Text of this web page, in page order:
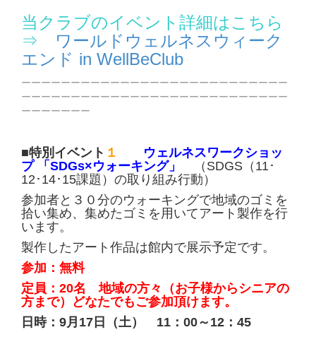
当クラブのイベント詳細はこちら
⇒
ワールドウェルネスウィーク
エンド in WellBeClub
ーーーーーーーーーーーーーーーーーーーーーーーーーーー
ーーーーーーーーーーーーーーーーーーーーーーーーーーー
ーーーーーーー
■特別イベント １
ウェルネスワークショッ
プ 「SDGs×ウォーキング」
（SDGS（11･
12･14･15課題）の取り組み行動）
参加者と３０分のウォーキングで地域のゴミを
拾い集め、集めたゴミを用いてアート製作を行
います。
製作したアート作品は館内で展示予定です。
参加：無料
定員：20名 地域の方々（お子様からシニアの
方まで）どなたでもご参加頂けます。
日時：9月17日（土） 11：00～12：45